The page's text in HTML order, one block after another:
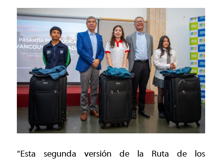
“Esta segunda versión de la Ruta de los